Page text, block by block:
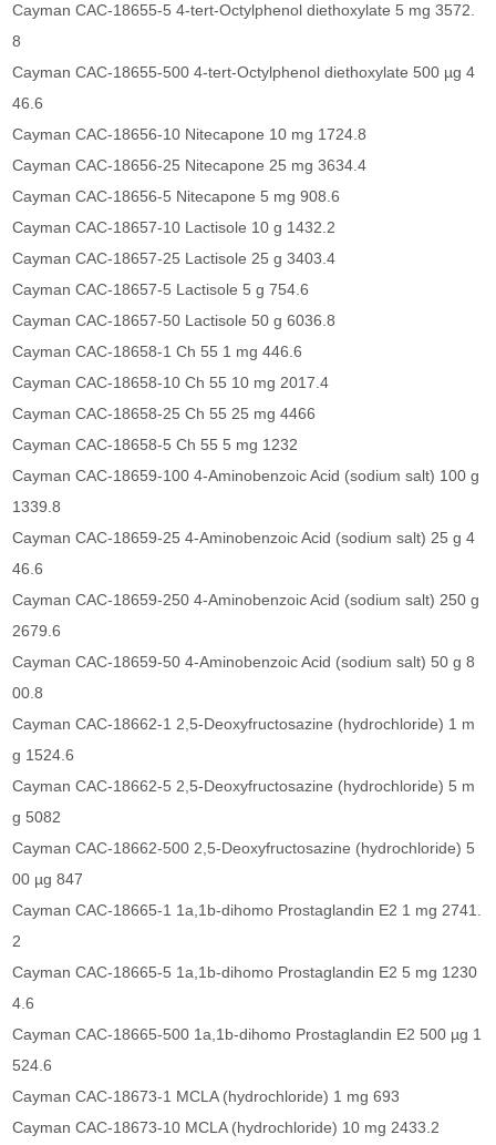
Cayman CAC-18655-5 4-tert-Octylphenol diethoxylate 5 mg 3572.
8
Cayman CAC-18655-500 4-tert-Octylphenol diethoxylate 500 µg 4
46.6
Cayman CAC-18656-10 Nitecapone 10 mg 1724.8
Cayman CAC-18656-25 Nitecapone 25 mg 3634.4
Cayman CAC-18656-5 Nitecapone 5 mg 908.6
Cayman CAC-18657-10 Lactisole 10 g 1432.2
Cayman CAC-18657-25 Lactisole 25 g 3403.4
Cayman CAC-18657-5 Lactisole 5 g 754.6
Cayman CAC-18657-50 Lactisole 50 g 6036.8
Cayman CAC-18658-1 Ch 55 1 mg 446.6
Cayman CAC-18658-10 Ch 55 10 mg 2017.4
Cayman CAC-18658-25 Ch 55 25 mg 4466
Cayman CAC-18658-5 Ch 55 5 mg 1232
Cayman CAC-18659-100 4-Aminobenzoic Acid (sodium salt) 100 g
1339.8
Cayman CAC-18659-25 4-Aminobenzoic Acid (sodium salt) 25 g 4
46.6
Cayman CAC-18659-250 4-Aminobenzoic Acid (sodium salt) 250 g
2679.6
Cayman CAC-18659-50 4-Aminobenzoic Acid (sodium salt) 50 g 8
00.8
Cayman CAC-18662-1 2,5-Deoxyfructosazine (hydrochloride) 1 m
g 1524.6
Cayman CAC-18662-5 2,5-Deoxyfructosazine (hydrochloride) 5 m
g 5082
Cayman CAC-18662-500 2,5-Deoxyfructosazine (hydrochloride) 5
00 µg 847
Cayman CAC-18665-1 1a,1b-dihomo Prostaglandin E2 1 mg 2741.
2
Cayman CAC-18665-5 1a,1b-dihomo Prostaglandin E2 5 mg 1230
4.6
Cayman CAC-18665-500 1a,1b-dihomo Prostaglandin E2 500 µg 1
524.6
Cayman CAC-18673-1 MCLA (hydrochloride) 1 mg 693
Cayman CAC-18673-10 MCLA (hydrochloride) 10 mg 2433.2